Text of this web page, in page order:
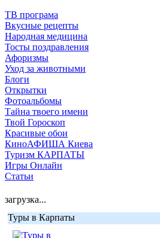
ТВ програма
Вкусные рецепты
Народная медицина
Тосты поздравления
Афоризмы
Уход за животными
Блоги
Открытки
Фотоальбомы
Тайна твоего имени
Твой Гороскоп
Красивые обои
КиноАФИША Киева
Туризм КАРПАТЫ
Игры Онлайн
Статьи
загрузка...
Туры в Карпаты